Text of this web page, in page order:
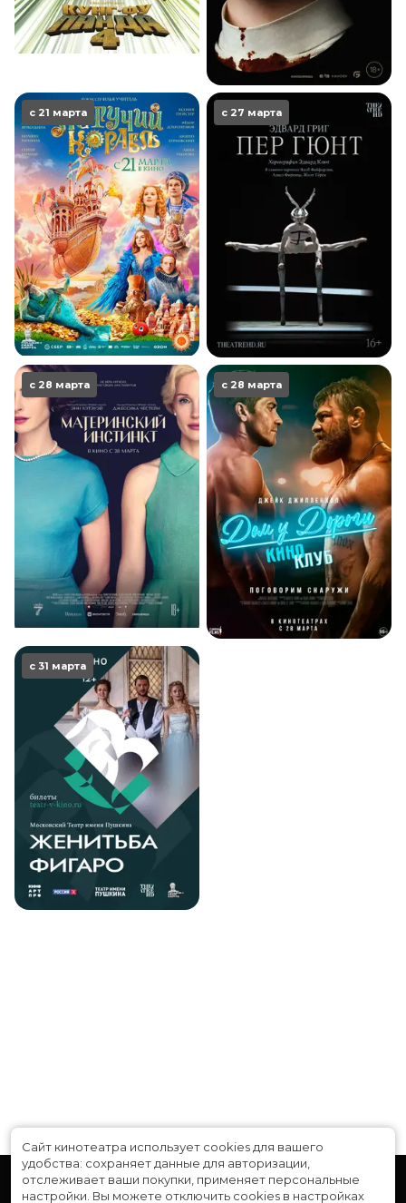
с 21 марта с 27 марта
с 28 марта с 28 марта
с 31 марта
Сайт кинотеатра использует cookies для вашего
удобства: сохраняет данные для авторизации,
отслеживает ваши покупки, применяет персональные
настройки. Вы можете отключить cookies в настройках